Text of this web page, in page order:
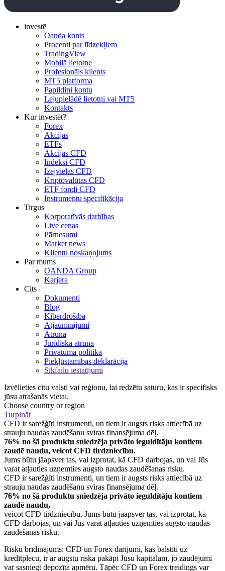
investē
Oanda konts
Procenti par līdzekļiem
TradingView
Mobilā lietotne
Profesionāls klients
MT5 platforma
Papildini kontu
Lejupielādē lietotni vai MT5
Kontakts
Kur investēt?
Forex
Akcijas
ETFs
Akcijas CFD
Indeksi CFD
Izejvielas CFD
Kriptovalūtas CFD
ETF fondi CFD
Instrumentu specifikācija
Tirgus
Korporatīvās darbības
Live cenas
Pārnesumi
Market news
Klientu noskaņojums
Par mums
OANDA Group
Karjera
Cits
Dokumenti
Blog
Kiberdrošība
Atjauninājumi
Atruna
Juridiska atruna
Privātuma politika
Piekļūstamības deklarācija
Sīkfailu iestatījumi
Izvēlieties citu valsti vai reģionu, lai redzētu saturu, kas ir specifisks
jūsu atrašanās vietai.
Choose country or region
Turpināt
CFD ir sarežģīti instrumenti, un tiem ir augsts risks attiecībā uz
strauju naudas zaudēšanu sviras finansējuma dēļ.
76% no šā produktu sniedzēja privāto ieguldītāju kontiem
zaudē naudu, veicot CFD tirdzniecību.
Jums būtu jāapsver tas, vai izprotat, kā CFD darbojas, un vai Jūs
varat atļauties uzņemties augsto naudas zaudēšanas risku.
CFD ir sarežģīti instrumenti, un tiem ir augsts risks attiecībā uz
strauju naudas zaudēšanu sviras finansējuma dēļ.
76% no šā produktu sniedzēja privāto ieguldītāju kontiem
zaudē naudu,
veicot CFD tirdzniecību. Jums būtu jāapsver tas, vai izprotat, kā
CFD darbojas, un vai Jūs varat atļauties uzņemties augsto naudas
zaudēšanas risku.
Risku brīdinājums: CFD un Forex darījumi, kas balstīti uz
kredītplecu, ir ar augstu riska pakāpi Jūsu kapitālam, jo zaudējumi
var sasniegt depozīta apmēru. Tāpēc CFD un Forex treidings var